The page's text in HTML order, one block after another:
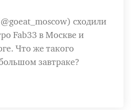
сходили
Fab33 в Москве и
Что же такого
завтраке?